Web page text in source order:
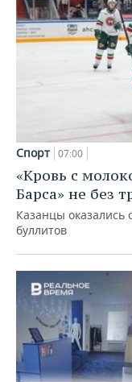
Спорт 07:00
«Кровь с
Барса» не без
Казанцы оказались
буллитов